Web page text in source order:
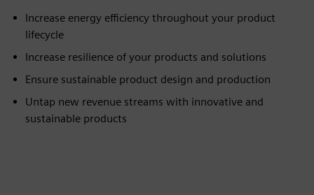
Increase energy efficiency throughout your product
lifecycle
Increase resilience of your products and solutions
Ensure sustainable product design and production
Untap new revenue streams with innovative and
sustainable products